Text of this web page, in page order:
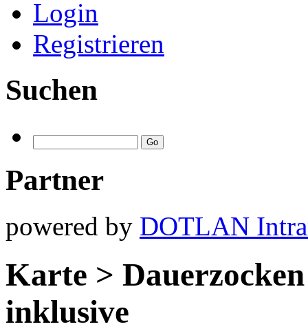
Login
Registrieren
Suchen
Partner
powered by DOTLAN
Karte >
inklusive